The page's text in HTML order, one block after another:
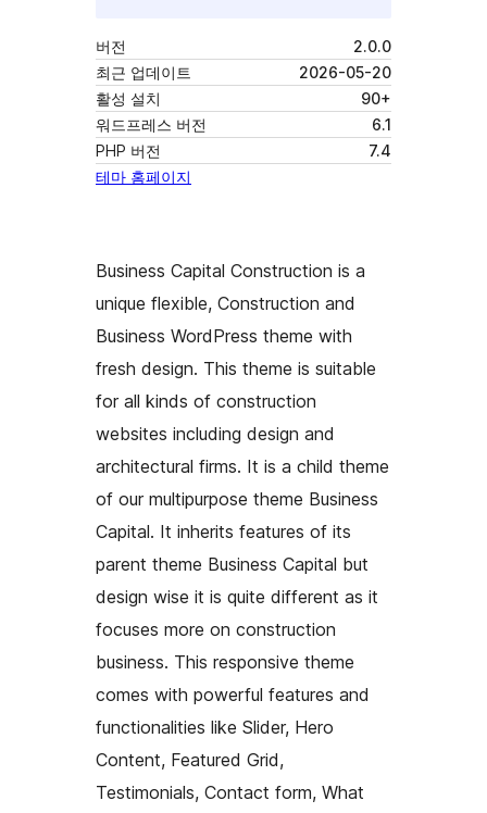
버전
2.0.0
최근 업데이트
2026-05-20
활성 설치
90+
워드프레스 버전
6.1
PHP 버전
7.4
테마 홈페이지
Business Capital Construction is a
unique flexible, Construction and
Business WordPress theme with
fresh design. This theme is suitable
for all kinds of construction
websites including design and
architectural firms. It is a child theme
of our multipurpose theme Business
Capital. It inherits features of its
parent theme Business Capital but
design wise it is quite different as it
focuses more on construction
business. This responsive theme
comes with powerful features and
functionalities like Slider, Hero
Content, Featured Grid,
Testimonials, Contact form, What